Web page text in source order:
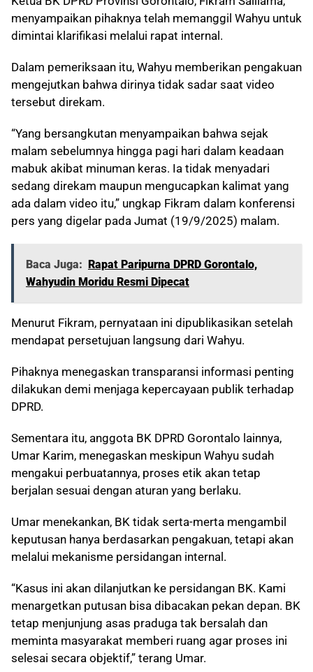
menyampaikan pihaknya telah memanggil Wahyu untuk
dimintai klarifikasi melalui rapat internal.
Dalam pemeriksaan itu, Wahyu memberikan pengakuan
mengejutkan bahwa dirinya tidak sadar saat video
tersebut direkam.
“Yang bersangkutan menyampaikan bahwa sejak
malam sebelumnya hingga pagi hari dalam keadaan
mabuk akibat minuman keras. Ia tidak menyadari
sedang direkam maupun mengucapkan kalimat yang
ada dalam video itu,” ungkap Fikram dalam konferensi
pers yang digelar pada Jumat (19/9/2025) malam.
Baca Juga: Rapat Paripurna DPRD Gorontalo,
Wahyudin Moridu Resmi Dipecat
Menurut Fikram, pernyataan ini dipublikasikan setelah
mendapat persetujuan langsung dari Wahyu.
Pihaknya menegaskan transparansi informasi penting
dilakukan demi menjaga kepercayaan publik terhadap
DPRD.
Sementara itu, anggota BK DPRD Gorontalo lainnya,
Umar Karim, menegaskan meskipun Wahyu sudah
mengakui perbuatannya, proses etik akan tetap
berjalan sesuai dengan aturan yang berlaku.
Umar menekankan, BK tidak serta-merta mengambil
keputusan hanya berdasarkan pengakuan, tetapi akan
melalui mekanisme persidangan internal.
“Kasus ini akan dilanjutkan ke persidangan BK. Kami
menargetkan putusan bisa dibacakan pekan depan. BK
tetap menjunjung asas praduga tak bersalah dan
meminta masyarakat memberi ruang agar proses ini
selesai secara objektif,” terang Umar.